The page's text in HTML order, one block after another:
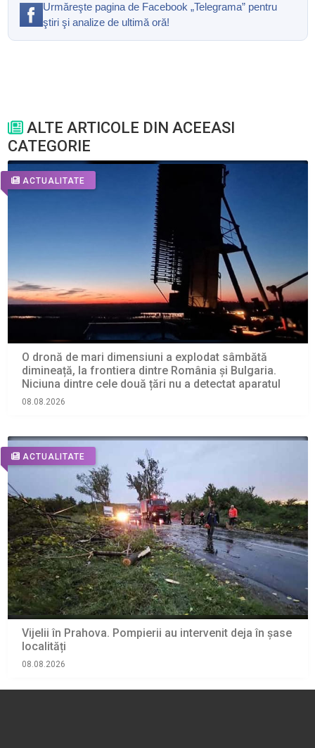
Urmăreşte pagina de Facebook „Telegrama” pentru
ştiri şi analize de ultimă oră!
ALTE ARTICOLE DIN ACEEASI
CATEGORIE
ACTUALITATE
O dronă de mari dimensiuni a explodat sâmbătă
dimineață, la frontiera dintre România și Bulgaria.
Niciuna dintre cele două țări nu a detectat aparatul
08.08.2026
ACTUALITATE
Vijelii în Prahova. Pompierii au intervenit deja în șase
localități
08.08.2026